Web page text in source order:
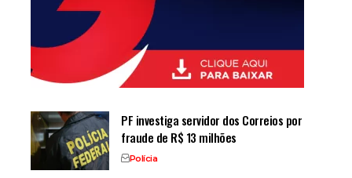
PF investiga servidor dos Correios por
fraude de R$ 13 milhões
Polícia